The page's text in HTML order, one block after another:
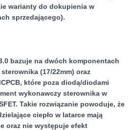
warianty do dokupienia w
sprzedającego).
bazuje na dwóch komponentach
(17/22mm) oraz
które poza diodą/diodami
wykonawczy sterownika w
Takie rozwiązanie powoduje, że
ciepło w latarce mają
oraz nie występuje efekt